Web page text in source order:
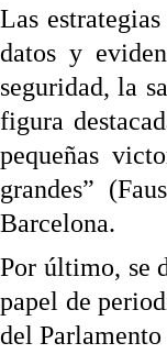
Las
datos y
seguridad, la
figura
pequeñas
grandes”
Barcelona.
Por último, se
papel de
del